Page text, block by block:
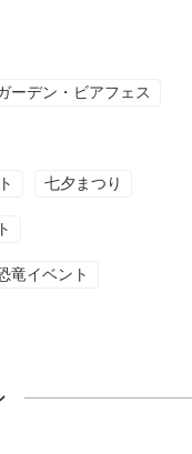
ーデン・ビアフェス
七夕まつり
竜イベント